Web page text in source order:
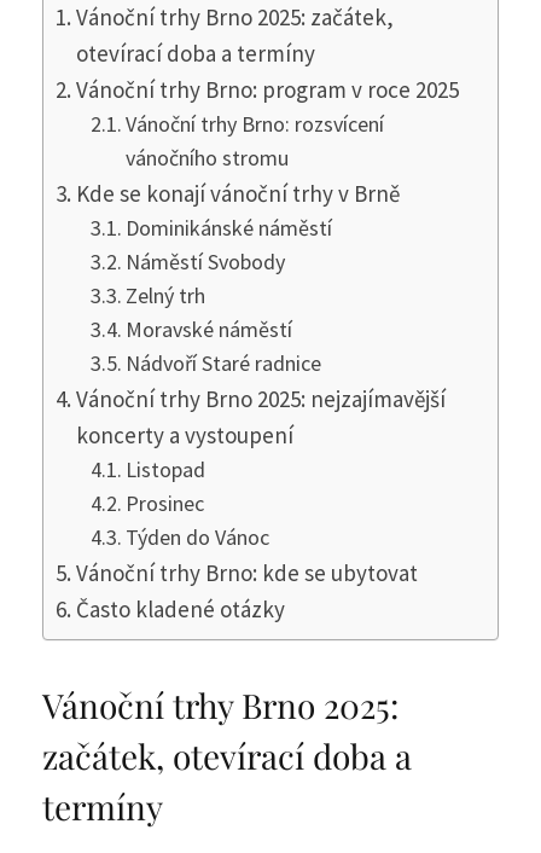
Vánoční trhy Brno 2025: začátek,
otevírací doba a termíny
Vánoční trhy Brno: program v roce 2025
Vánoční trhy Brno: rozsvícení
vánočního stromu
Kde se konají vánoční trhy v Brně
Dominikánské náměstí
Náměstí Svobody
Zelný trh
Moravské náměstí
Nádvoří Staré radnice
Vánoční trhy Brno 2025: nejzajímavější
koncerty a vystoupení
Listopad
Prosinec
Týden do Vánoc
Vánoční trhy Brno: kde se ubytovat
Často kladené otázky
Vánoční trhy Brno 2025:
začátek, otevírací doba a
termíny